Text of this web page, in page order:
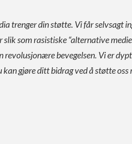
trenger din støtte. Vi får selvsagt
som rasistiske “alternative
revolusjonære bevegelsen. Vi er
kan gjøre ditt bidrag ved å støtte oss